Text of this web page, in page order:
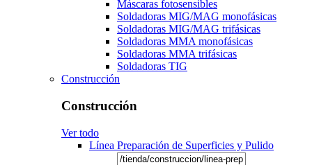
Máscaras fotosensibles
Soldadoras MIG/MAG monofásicas
Soldadoras MIG/MAG trifásicas
Soldadoras MMA monofásicas
Soldadoras MMA trifásicas
Soldadoras TIG
Construcción
Construcción
Ver todo
Línea Preparación de Superficies y Pulido